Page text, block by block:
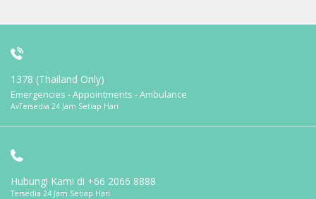
1378 (Thailand Only)
Emergencies - Appointments - Ambulance
AvTersedia 24 Jam Setiap Hari
Hubungi Kami di +66 2066 8888
Tersedia 24 Jam Setiap Hari